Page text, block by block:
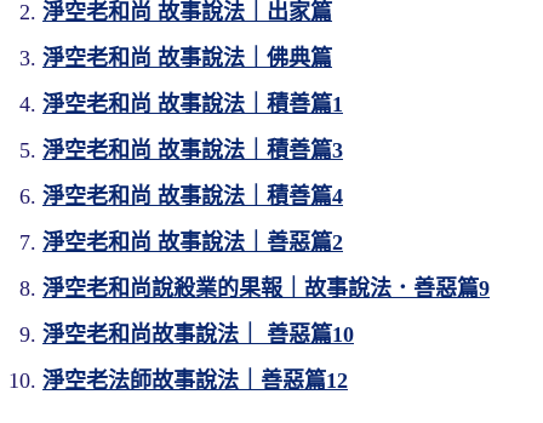
淨空老和尚 故事說法｜出家篇
淨空老和尚 故事說法｜佛典篇
淨空老和尚 故事說法｜積善篇1
淨空老和尚 故事說法｜積善篇3
淨空老和尚 故事說法｜積善篇4
淨空老和尚 故事說法｜善惡篇2
淨空老和尚說殺業的果報｜故事說法．善惡篇9
淨空老和尚故事說法｜ 善惡篇10
淨空老法師故事說法｜善惡篇12